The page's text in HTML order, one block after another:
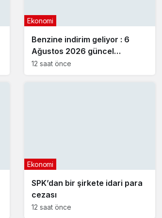
Benzine indirim geliyor : 6
Ağustos 2026 güncel
akaryakıt fiyatları
Ekonomi
12 saat önce
SPK’dan bir şirkete idari para
cezası
Ekonomi
12 saat önce